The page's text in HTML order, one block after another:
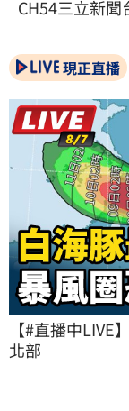
CH54三立新聞
現正直播
【#直播中
北部